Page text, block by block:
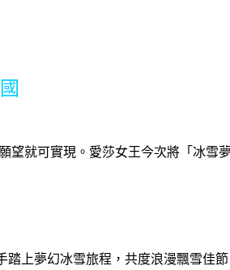
就可實現。愛莎女王今次將「冰雪
上夢幻冰雪旅程，共度浪漫飄雪佳